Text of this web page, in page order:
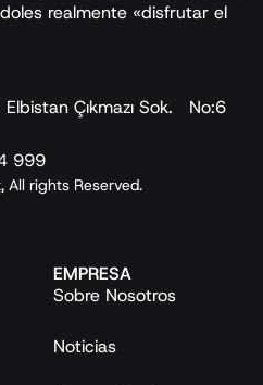
realmente «disfrutar el
Elbistan Çıkmazı Sok. No:6
999
rights Reserved.
EMPRESA
Sobre Nosotros
Noticias